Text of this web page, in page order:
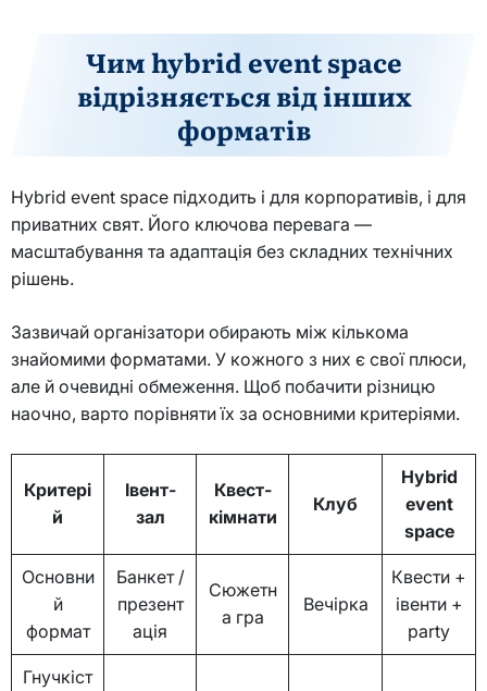
Чим hybrid event space
відрізняється від інших
форматів
Hybrid event space підходить і для корпоративів, і для
приватних свят. Його ключова перевага —
масштабування та адаптація без складних технічних
рішень.
Зазвичай організатори обирають між кількома
знайомими форматами. У кожного з них є свої плюси,
але й очевидні обмеження. Щоб побачити різницю
наочно, варто порівняти їх за основними критеріями.
Критері
й
Івент-
зал
Квест-
кімнати
Клуб
Hybrid
event
space
Основни
й
формат
Банкет /
презент
ація
Сюжетн
а гра
Вечірка
Квести +
івенти +
party
Гнучкіст